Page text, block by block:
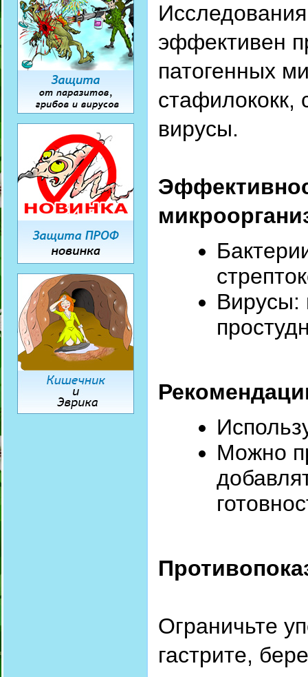
эффективен
патогенных
стафилококк,
вирусы.
Вирусы:
Можно
Ограничьте
гастрите,